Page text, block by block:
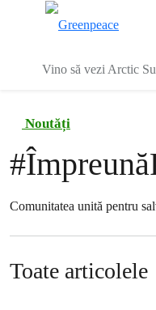
Vino să vezi Arctic
Noutăți
#
Comunitatea unită pentru
Toate articolele